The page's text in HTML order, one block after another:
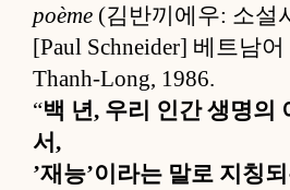
poème (김반끼에우: 소설
[Paul Schneider] 베트남
Thanh-Long, 1986.
“백 년, 우리 인간 생명의
서,
’재능’이라는 말로 지칭